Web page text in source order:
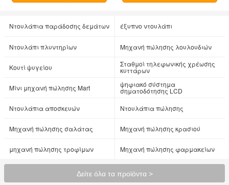
Ντουλάπια παράδοσης δεμάτων έξυπνο ντουλάπι
Ντουλάπι πλυντηρίων Μηχανή πώλησης λουλουδιών
Κουτί ψυγείου Σταθμοί τηλεφωνικής χρέωσης
κυττάρων
Μίνι μηχανή πώλησης Mart
ψηφιακό σύστημα
σηματοδότησης LCD
Ντουλάπια αποσκευών
Ντουλάπια πώλησης
Μηχανή πώλησης σαλάτας Μηχανή πώλησης κρασιού
μηχανή πώλησης τροφίμων Μηχανή πώλησης φαρμακείων
Δείτε όλα τα προϊόντα >